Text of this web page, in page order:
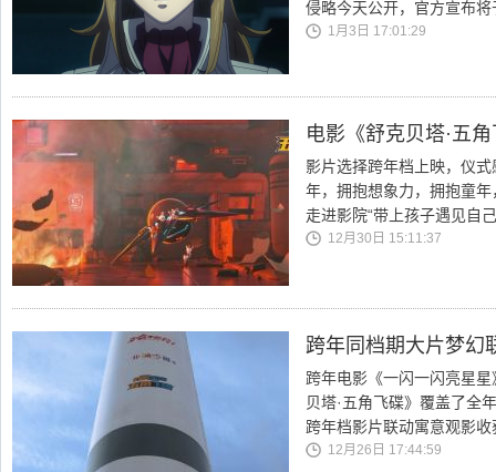
侵略今天公开，官方宣布
1月3日 17:01:29
电影《舒克贝塔·五
影片选择跨年档上映，仪
年，拥抱想象力，拥抱童
走进影院“带上孩子遇见自
12月30日 15:11:37
跨年同档期大片梦幻
跨年电影《一闪一闪亮星
贝塔·五角飞碟》覆盖了全
跨年档影片联动寓意观影
12月26日 17:44:59